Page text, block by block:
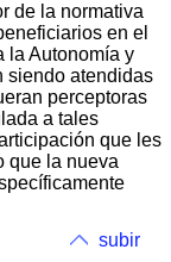
de la normativa
en el
la Autonomía y
siendo atendidas
perceptoras
a tales
que les
que la nueva
subir